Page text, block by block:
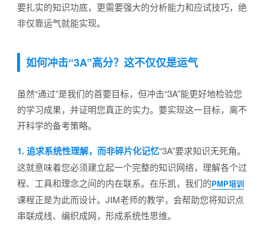
要扎实的知识功底，更需要强大的分析能力和应试技巧，绝
非仅靠运气就能实现。
如何冲击“3A”高分？这不仅仅是运气
虽然“通过”是我们的首要目标，但冲击“3A”能更好地检验您
的学习成果，并证明您真正的实力。要实现这一目标，离不
开科学的备考策略。
1. 追求系统性理解，而非碎片化记忆“3A”要求知识无死角。
这就意味着您必须建立起一个完整的知识网络，理解各个过
程、工具和理念之间的内在联系。在乐凯，我们的PMP培训
课程正是为此而设计。JIM老师的教学，会帮助您将知识点
串联成线、编织成网，形成系统性思维。